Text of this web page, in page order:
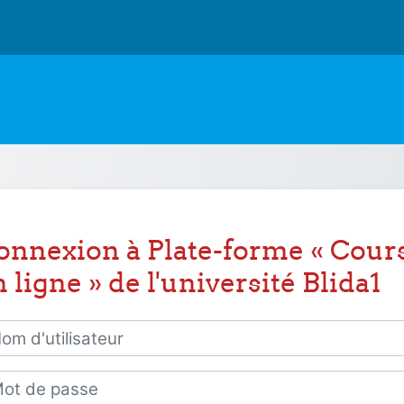
à Plate-forme «
ligne » de l'université Blida1
d'utilisateur
de passe